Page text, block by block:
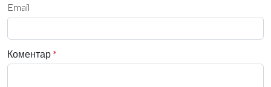
Email
Коментар *